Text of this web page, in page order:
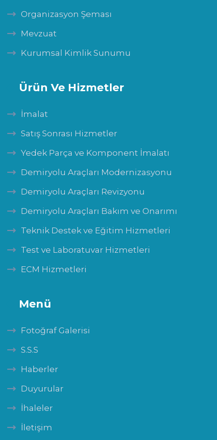
Organizasyon Şeması
Mevzuat
Kurumsal Kimlik Sunumu
Ürün Ve Hizmetler
İmalat
Satış Sonrası Hizmetler
Yedek Parça ve Komponent İmalatı
Demiryolu Araçları Modernizasyonu
Demiryolu Araçları Revizyonu
Demiryolu Araçları Bakım ve Onarımı
Teknik Destek ve Eğitim Hizmetleri
Test ve Laboratuvar Hizmetleri
ECM Hizmetleri
Menü
Fotoğraf Galerisi
S.S.S
Haberler
Duyurular
İhaleler
İletişim